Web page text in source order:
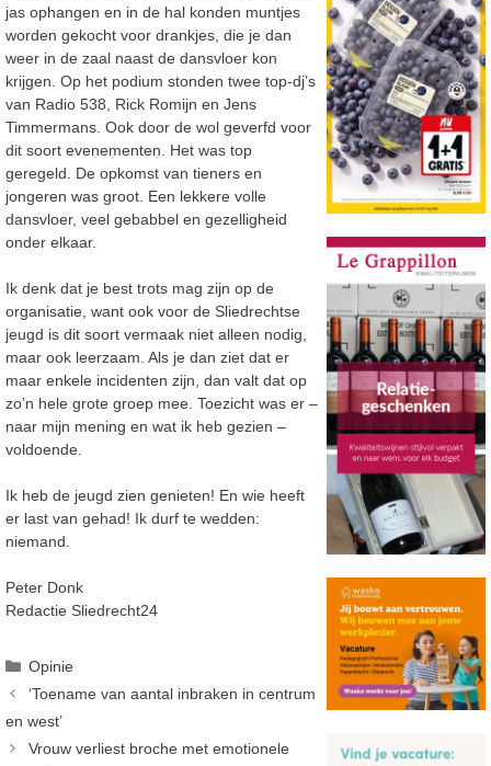
jas ophangen en in de hal konden muntjes
worden gekocht voor drankjes, die je dan
weer in de zaal naast de dansvloer kon
krijgen. Op het podium stonden twee top-dj’s
van Radio 538, Rick Romijn en Jens
Timmermans. Ook door de wol geverfd voor
dit soort evenementen. Het was top
geregeld. De opkomst van tieners en
jongeren was groot. Een lekkere volle
dansvloer, veel gebabbel en gezelligheid
onder elkaar.
Ik denk dat je best trots mag zijn op de
organisatie, want ook voor de Sliedrechtse
jeugd is dit soort vermaak niet alleen nodig,
maar ook leerzaam. Als je dan ziet dat er
maar enkele incidenten zijn, dan valt dat op
zo’n hele grote groep mee. Toezicht was er –
naar mijn mening en wat ik heb gezien –
voldoende.
Ik heb de jeugd zien genieten! En wie heeft
er last van gehad! Ik durf te wedden:
niemand.
Peter Donk
Redactie Sliedrecht24
Categorieën
Opinie
‘Toename van aantal inbraken in centrum
en west’
Vrouw verliest broche met emotionele